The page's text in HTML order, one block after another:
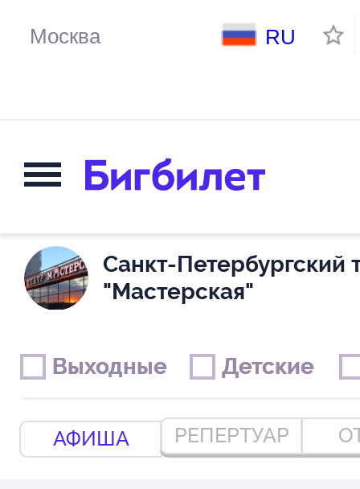
RU
Санкт-Петербургский
"Мастерская"
АФИША РЕПЕРТУАР
Выходные
Выходные Детские
Детские